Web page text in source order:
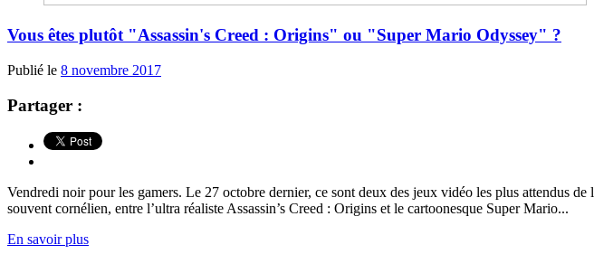
Vous êtes plutôt "Assassin's Creed : Origins" ou "Super Mario Odyssey" ?
Publié le 8 novembre 2017
Partager :
Vendredi noir pour les gamers. Le 27 octobre dernier, ce sont deux des jeux vidéo les plus attendus
souvent cornélien, entre l’ultra réaliste Assassin’s Creed : Origins et le cartoonesque Super Mario...
En savoir plus